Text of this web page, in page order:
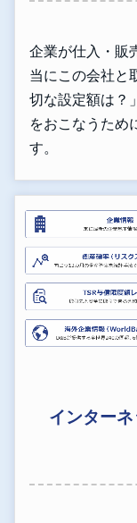
企業が仕入・販
当にこの会社と
切な設定額は？
をおこなうため
す。
インター